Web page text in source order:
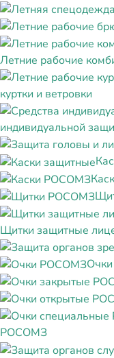
Летние рабочие
куртки и ветровки
индивидуальной
Щитки защитные
РОСОМЗ